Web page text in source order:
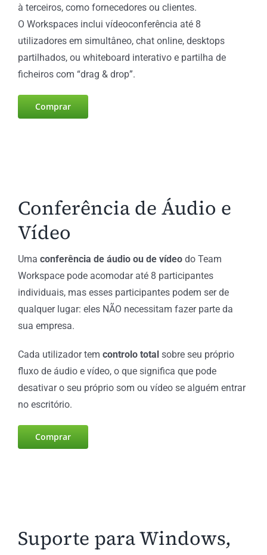
à terceiros, como fornecedores ou clientes.
O Workspaces inclui vídeoconferência até 8
utilizadores em simultâneo, chat online, desktops
partilhados, ou whiteboard interativo e partilha de
ficheiros com “drag & drop”.
Comprar
Conferência de Áudio e
Vídeo
Uma conferência de áudio ou de vídeodo Team
Workspace pode acomodar até 8 participantes
individuais, mas esses participantes podem ser de
qualquer lugar: eles NÃO necessitam fazer parte da
sua empresa.
Cada utilizador tem controlo totalsobre seu próprio
fluxo de áudio e vídeo, o que significa que pode
desativar o seu próprio som ou vídeo se alguém entrar
no escritório.
Comprar
Suporte para Windows,